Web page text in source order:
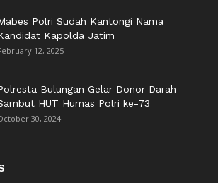
Polri Sudah Kantongi Nama
Kapolda Jatim
12, 2025
Bulungan Gelar Donor Darah
HUT Humas Polri ke-73
30, 2024